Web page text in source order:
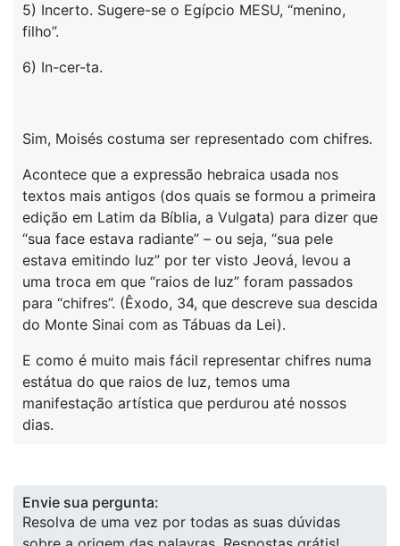
5) Incerto. Sugere-se o Egípcio MESU, “menino,
filho”.
6) In-cer-ta.
Sim, Moisés costuma ser representado com chifres.
Acontece que a expressão hebraica usada nos
textos mais antigos (dos quais se formou a primeira
edição em Latim da Bíblia, a Vulgata) para dizer que
“sua face estava radiante” – ou seja, “sua pele
estava emitindo luz” por ter visto Jeová, levou a
uma troca em que “raios de luz” foram passados
para “chifres”. (Êxodo, 34, que descreve sua descida
do Monte Sinai com as Tábuas da Lei).
E como é muito mais fácil representar chifres numa
estátua do que raios de luz, temos uma
manifestação artística que perdurou até nossos
dias.
Envie sua pergunta:
Resolva de uma vez por todas as suas dúvidas